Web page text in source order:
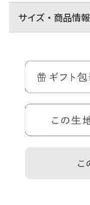
サイズ・商品情
大きな荷物もザクザク収
立体的に膨らんだ外ポケ
れしやすい大きめバッグ